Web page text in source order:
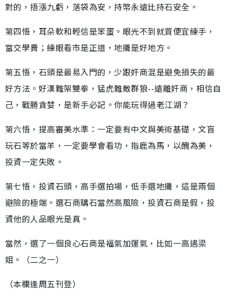
對的，捂漲九虧，落袋為安，持幣永遠比持石安全。
第四悟，耳朵軟和輕信是笨蛋。眼光不到就買便宜練手，
當交學費；練眼看市是正道，地攤是好地方。
第五悟，石頭是最易入門的，少跟奸商混是避免損失的最
好方法。好漢難架雙拳，猛虎難敵群狼--遠離奸商，相信自
己，戰勝貪婪，是新手必記。你能玩得過老江湖？
第六悟，提高審美水準：一定要有中文與美術基礎，文盲
玩石等於當羊，一定要學會看功，指鹿為馬，以醜為美，
投資一定失敗。
第七悟，投資石頭，高手選拍場，低手選地攤，這是兩個
避險的極端。選石商購石當然高風險，投資石商是假，投
資他的人品眼光是真。
當然，選了一個良心石商是福氣加運氣，比如一高遇梁
姐。（二之一）
（本欄逢周五刊登）